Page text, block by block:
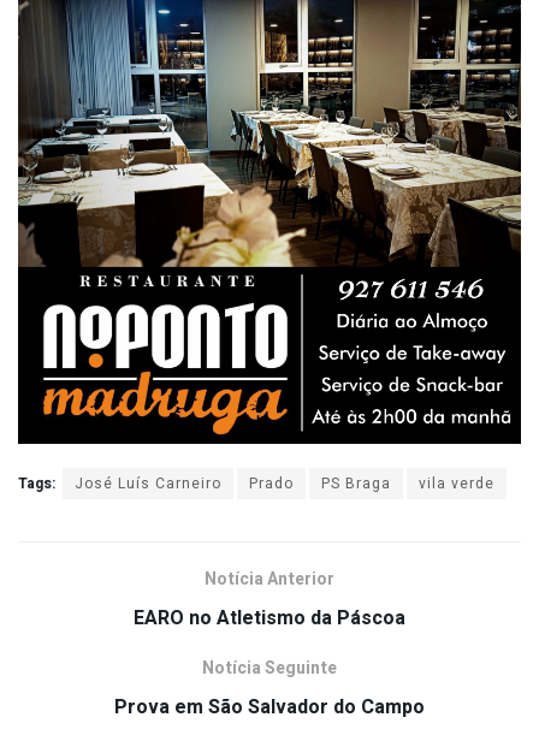
Tags: José Luís Carneiro Prado PS Braga vila verde
Notícia Anterior
EARO no Atletismo da Páscoa
Notícia Seguinte
Prova em São Salvador do Campo